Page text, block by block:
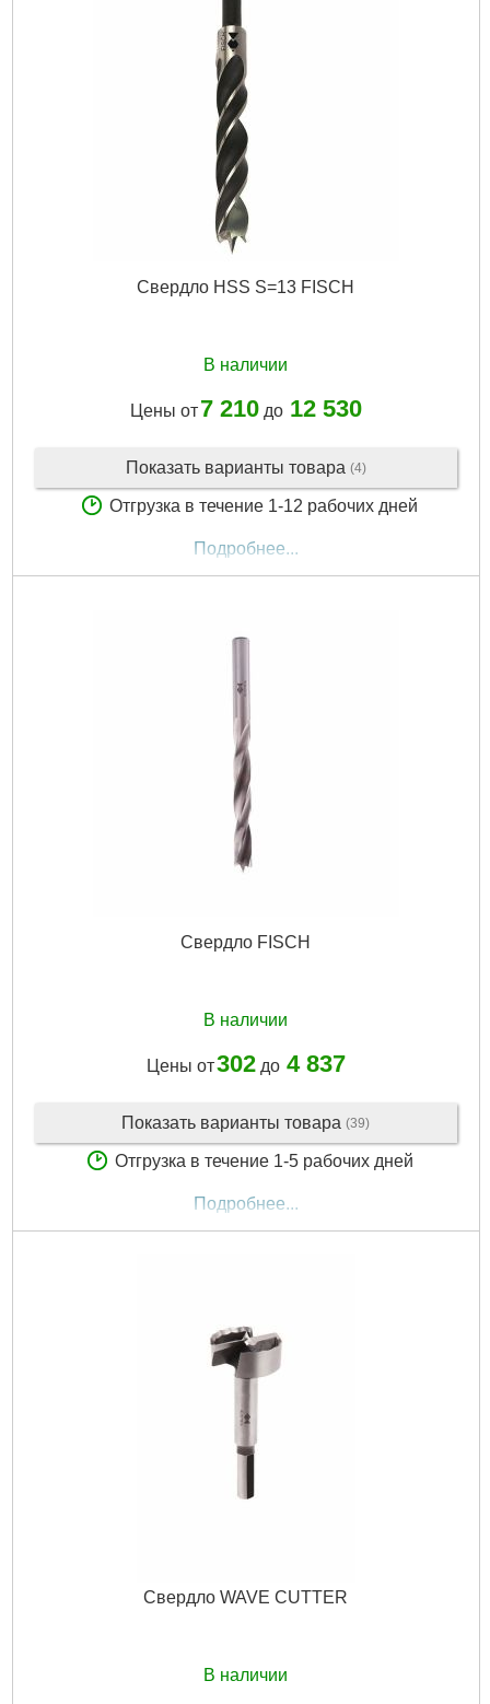
Свердло HSS S=13 FISCH
В наличии
Цены от 7 210до 12 530
Показать варианты товара (4)
Отгрузка в течение 1-12 рабочих дней
Подробнее...
Свердло FISCH
В наличии
Цены от302до 4 837
Показать варианты товара (39)
Отгрузка в течение 1-5 рабочих дней
Подробнее...
Свердло WAVE CUTTER
В наличии